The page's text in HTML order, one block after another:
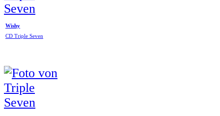
Wishy
CD Triple Seven